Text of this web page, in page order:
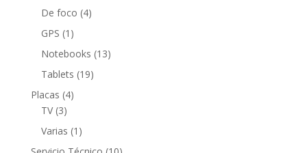
De foco 44
GPS 1 1
producto
Notebooks 1313
Tablets 1919
Placas 44
TV 33
productos
Varias 1 1
producto